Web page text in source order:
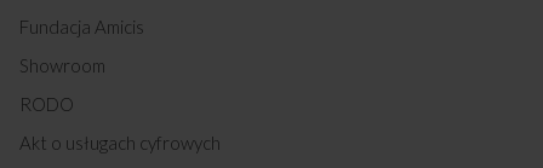
Fundacja Amicis
Showroom
RODO
Akt o usługach cyfrowych